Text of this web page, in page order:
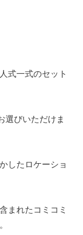
式一式のセット
選びいただけま
したロケーショ
まれたコミコミ